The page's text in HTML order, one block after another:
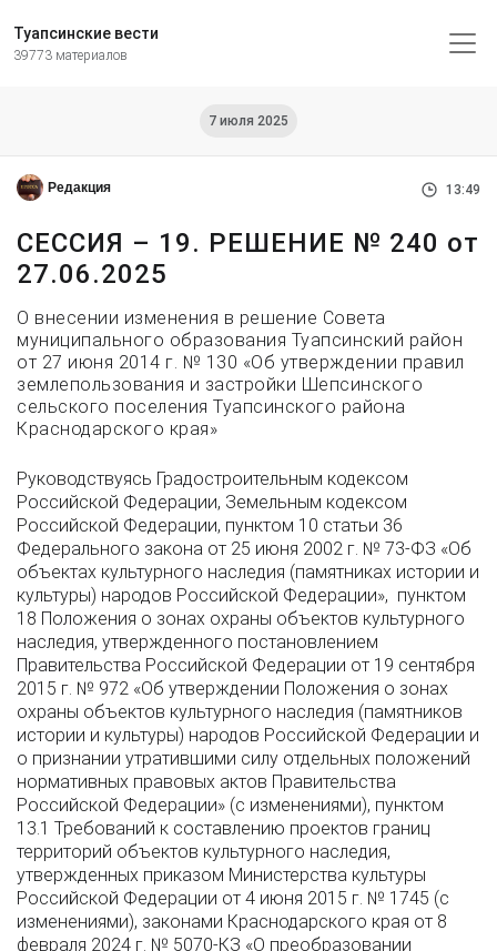
Туапсинские вести
39773 материалов
7 июля 2025
Редакция 13:49
СЕССИЯ – 19. РЕШЕНИЕ № 240 от
27.06.2025
О внесении изменения в решение Совета
муниципального образования Туапсинский район
от 27 июня 2014 г. № 130 «Об утверждении правил
землепользования и застройки Шепсинского
сельского поселения Туапсинского района
Краснодарского края»
Руководствуясь Градостроительным кодексом
Российской Федерации, Земельным кодексом
Российской Федерации, пунктом 10 статьи 36
Федерального закона от 25 июня 2002 г. № 73-ФЗ «Об
объектах культурного наследия (памятниках истории и
культуры) народов Российской Федерации», пунктом
18 Положения о зонах охраны объектов культурного
наследия, утвержденного постановлением
Правительства Российской Федерации от 19 сентября
2015 г. № 972 «Об утверждении Положения о зонах
охраны объектов культурного наследия (памятников
истории и культуры) народов Российской Федерации и
о признании утратившими силу отдельных положений
нормативных правовых актов Правительства
Российской Федерации» (с изменениями), пунктом
13.1 Требований к составлению проектов границ
территорий объектов культурного наследия,
утвержденных приказом Министерства культуры
Российской Федерации от 4 июня 2015 г. № 1745 (с
изменениями), законами Краснодарского края от 8
февраля 2024 г. № 5070-КЗ «О преобразовании